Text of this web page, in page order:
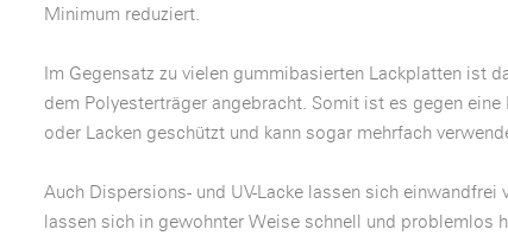
Minimum reduziert.
Im Gegensatz zu vielen gummibasierten Lackplatten ist
dem Polyesterträger angebracht. Somit ist es gegen
oder Lacken geschützt und kann sogar mehrfach
Auch Dispersions- und UV-Lacke lassen sich einwandfrei
lassen sich in gewohnter Weise schnell und problemlos